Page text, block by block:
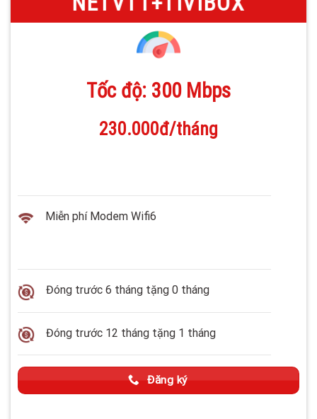
Tốc độ: 300 Mbps
230.000đ/tháng
Miễn phí Modem Wifi6
Đóng trước 6 tháng tặng 0 tháng
Đóng trước 12 tháng tặng 1 tháng
Đăng ký